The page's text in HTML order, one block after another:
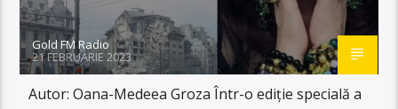
Gold FM Radio
21 FEBRUARIE 2023
Autor: Oana-Medeea Groza Într-o ediție specială a